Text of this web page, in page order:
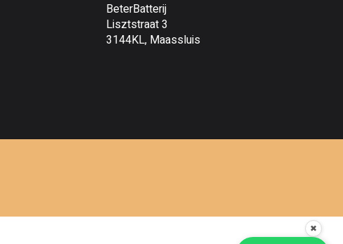
BeterBatterij
Lisztstraat 3
3144KL, Maassluis
✖